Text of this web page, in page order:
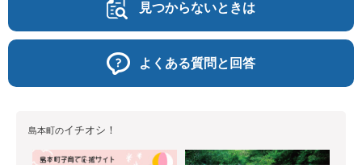
見つからないときは
よくある質問と回答
島本町のイチオシ！